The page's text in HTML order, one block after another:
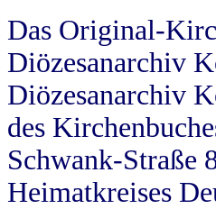
Das Original-
Diözesanarchiv
Diözesanarchiv
des
Schwank-Straße
Heimatkreises